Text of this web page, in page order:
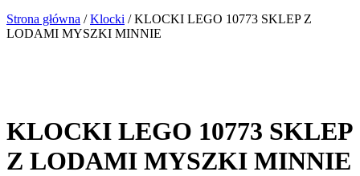
Strona główna /Klocki / KLOCKI LEGO 10773 SKLEP Z
LODAMI MYSZKI MINNIE
KLOCKI LEGO 10773 SKLEP
Z LODAMI MYSZKI MINNIE